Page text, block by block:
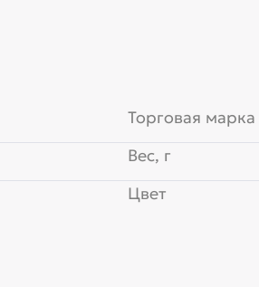
Торговая марка
Вес, г
Цвет